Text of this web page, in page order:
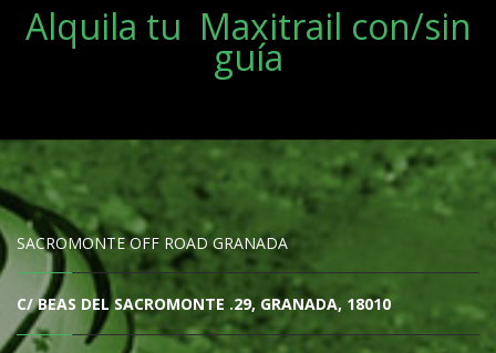
Alquila tu Maxitrail con/sin
guía
SACROMONTE OFF ROAD GRANADA
C/ BEAS DEL SACROMONTE .29, GRANADA, 18010